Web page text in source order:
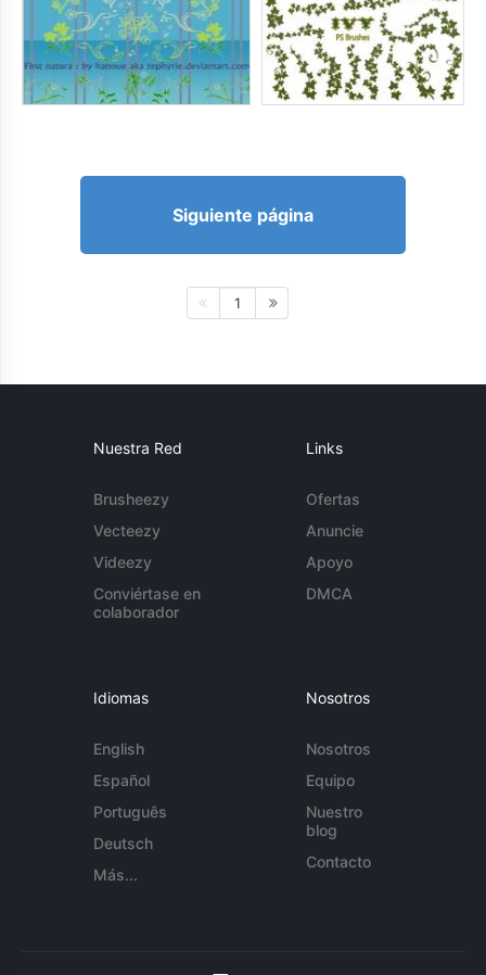
Siguiente página
1
Nuestra Red
Brusheezy
Vecteezy
Videezy
Conviértase en
colaborador
Links
Ofertas
Anuncie
Apoyo
DMCA
Idiomas
English
Español
Português
Deutsch
Más...
Nosotros
Nosotros
Equipo
Nuestro
blog
Contacto